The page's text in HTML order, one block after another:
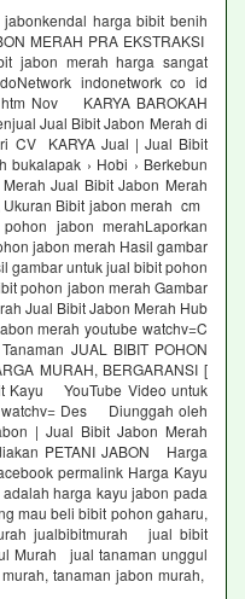
harga bibit benih
MERAH PRA EKSTRAKSI
jabon merah harga sangat
indonetwork co id
Nov KARYA BAROKAH
Jual Bibit Jabon Merah di
CV KARYA Jual | Jual Bibit
› Hobi › Berkebun
Jual Bibit Jabon Merah
Bibit jabon merah cm
jabon merahLaporkan
jabon merah Hasil gambar
gambar untuk jual bibit pohon
pohon jabon merah Gambar
Jual Bibit Jabon Merah Hub
merah youtube watchv=C
JUAL BIBIT POHON
MURAH, BERGARANSI [
Kayu YouTube Video untuk
Des Diunggah oleh
| Jual Bibit Jabon Merah
PETANI JABON Harga
permalink Harga Kayu
harga kayu jabon pada
mau beli bibit pohon gaharu,
jualbibitmurah jual bibit
Murah jual tanaman unggul
tanaman jabon murah,